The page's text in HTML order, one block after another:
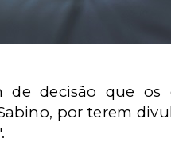
de decisão que os
por terem